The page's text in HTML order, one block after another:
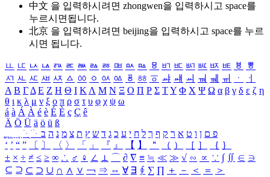
中文 을 입력하시려면 zhongwen을 입력하시고 space를
누르시면됩니다.
北京 을 입력하시려면 beijing을 입력하시고 space를 누르
시면 됩니다.
ㅥ ㅦ ㅧ ㅨ ㅩ ㅪ ㅫ ㅬ ㅭ ㅮ ㅯ ㅰ ㅱ ㅲ ㅳ ㅴ ㅵ ㅶ ㅷ ㅸ
ㅹ
ㅺ ㅻ ㅼ ㅽ ㅾ ㅿ ㆀ ㆁ ㆂ ㆃ ㆄ ㆅ ㆆ ㆇ ㆈ ㆉ ㆊ ㆋ ㆌ ㆍ
ㆎ
Α Β ΓΔ Ε Ζ Η Θ Ι ΚΛ Μ Ν Ξ Ο Π Ρ Σ ΤΥ Φ Χ Ψ Ω α β γ δ ε ζ η
θ ι κ λ μ ν ξ ο π ρ σ τ υ φ χ ψ ω
á à Á À é è É È ç Ç ê
Ä Ö Ü ä ö ü ß
ִֶֹ ֻּ ׁׂ פ ם ן ו ט א ר ק ף ך ל ח י ע כ ג ד ש ץ ת צ מ נ ה ב
‘ ’ “ ” 〔 〕 〈 〉 「 」 『 』 【 】 ＂ （ ） ［ ］ ｛ ｝
± × ÷ ≠ ≤ ≥ ∞ ∴ ♂ ♀ ∠ ⊥ ⌒ ∂ ∇ ≡ ≒ ≪ ≫ √ ∽ ∝ ∵ ∫ ∬ ∈ ∋
⊆ ⊇ ⊂ ⊃ ∪ ∩ ∧ ∨ ￢ ⇒ ⇔ ∀ ∃ ∮ ∑ ∏ ＋ － ＜ ＝
＞